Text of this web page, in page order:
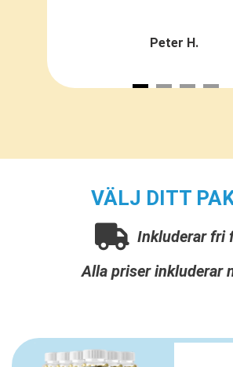
Peter H.
VÄLJ DITT
Inkluderar fri
Alla priser inkluderar